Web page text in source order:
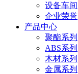
设备车间
企业荣誉
产品中心
聚酯系列
ABS系列
木材系列
金属系列